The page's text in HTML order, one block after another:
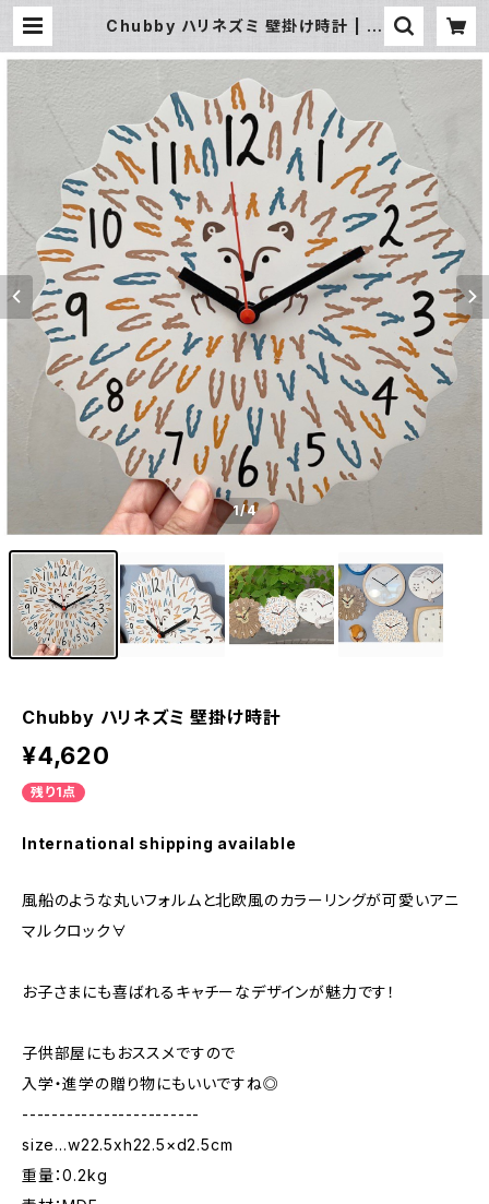
Chubby ハリネズミ 壁掛け時計 | 暮
1/4
Chubby ハリネズミ 壁掛け時計
¥4,620
残り1点
International shipping available
風船のような丸いフォルムと北欧風のカラーリングが可愛いアニ
マルクロック∀
お子さまにも喜ばれるキャチーなデザインが魅力です！
子供部屋にもおススメですので
入学・進学の贈り物にもいいですね◎
------------------------
size…w22.5xh22.5×d2.5cm
重量：0.2kg